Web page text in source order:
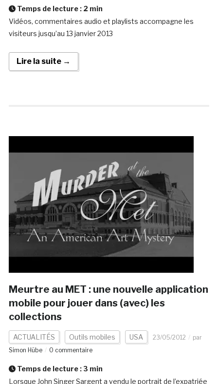
Temps de lecture : 2 min
Vidéos, commentaires audio et playlists accompagne les
visiteurs jusqu’au 13 janvier 2013
Lire la suite →
Meurtre au MET : une nouvelle application
mobile pour jouer dans (avec) les
collections
ACTUALITÉS Outils mobiles USA 23/05/2012
par
Simon Hübe
0 commentaire
Temps de lecture : 3 min
Lorsque John Singer Sargent a vendu le portrait de l’expatriée